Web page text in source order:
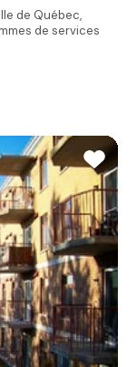
de Québec,
de services